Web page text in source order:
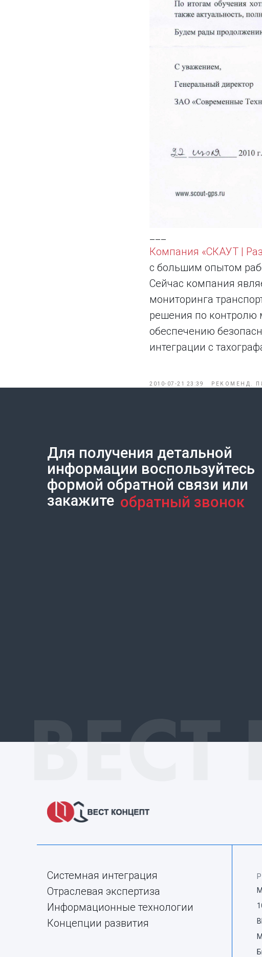
Компания «СКАУТ |
с большим опытом
Сейчас компания
мониторинга
решения по контролю
обеспечению
интеграции с
2010-07-21 23:39 РЕКОМЕНД.
Для получения детальной
информации воспользуйтесь
формой обратной связи или
закажите обратный звонок
Создание сайта на Тильде Leto.Website
Системная интеграция
Отраслевая экспертиза
Информационные технологии
Концепции развития